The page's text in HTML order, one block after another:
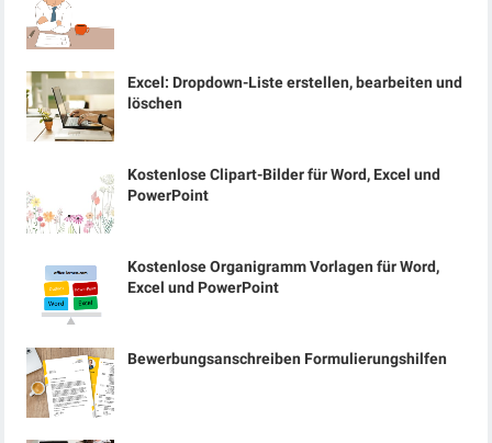
Excel: Dropdown-Liste erstellen, bearbeiten und
löschen
Kostenlose Clipart-Bilder für Word, Excel und
PowerPoint
Kostenlose Organigramm Vorlagen für Word,
Excel und PowerPoint
Bewerbungsanschreiben Formulierungshilfen